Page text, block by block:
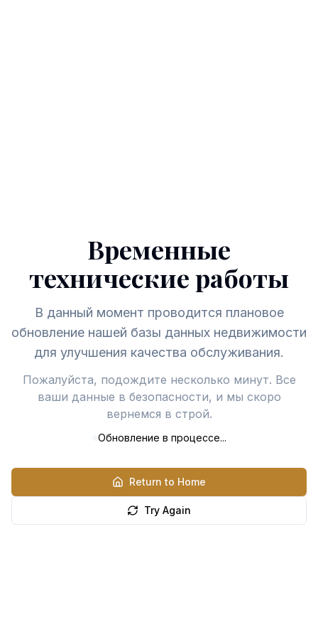
Временные
технические работы
В данный момент проводится плановое
обновление нашей базы данных недвижимости
для улучшения качества обслуживания.
Пожалуйста, подождите несколько минут. Все
ваши данные в безопасности, и мы скоро
вернемся в строй.
Обновление в процессе...
Return to Home
Try Again